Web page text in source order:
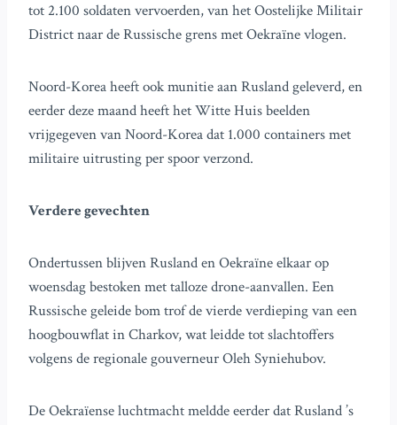
tot 2.100 soldaten vervoerden, van het Oostelijke Militair
District naar de Russische grens met Oekraïne vlogen.
Noord-Korea heeft ook munitie aan Rusland geleverd, en
eerder deze maand heeft het Witte Huis beelden
vrijgegeven van Noord-Korea dat 1.000 containers met
militaire uitrusting per spoor verzond.
Verdere gevechten
Ondertussen blijven Rusland en Oekraïne elkaar op
woensdag bestoken met talloze drone-aanvallen. Een
Russische geleide bom trof de vierde verdieping van een
hoogbouwflat in Charkov, wat leidde tot slachtoffers
volgens de regionale gouverneur Oleh Syniehubov.
De Oekraïense luchtmacht meldde eerder dat Rusland ’s